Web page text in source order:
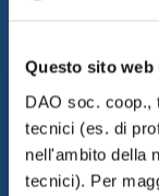
Questo sito
DAO soc. coop.,
tecnici (es. di
nell'ambito della
tecnici). Per